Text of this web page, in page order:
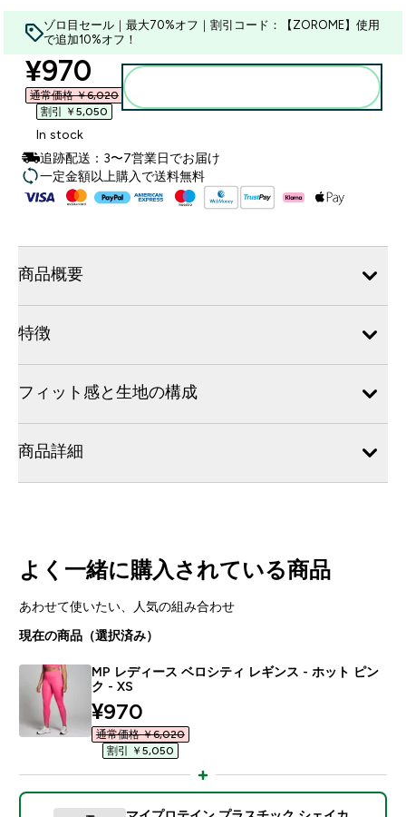
ゾロ目セール｜最大70%オフ｜割引コード：【ZOROME】使用
で追加10%オフ！
discounted price
¥970‎
通常価格 ￥6,020‎
割引 ￥5,050‎
In stock
追跡配送：3〜7営業日でお届け
一定金額以上購入で送料無料
商品概要
特徴
フィット感と生地の構成
商品詳細
よく一緒に購入されている商品
あわせて使いたい、人気の組み合わせ
現在の商品（選択済み）
MP レディース ベロシティ レギンス - ホット ピン
ク - XS
discounted price
¥970‎
通常価格 ￥6,020‎
割引 ￥5,050‎